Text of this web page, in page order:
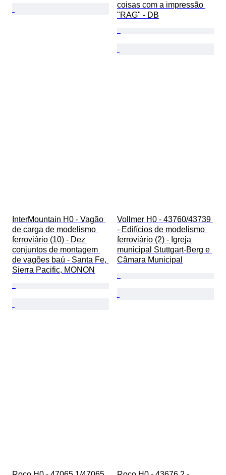
coisas com a impressão
"RAG" - DB
InterMountain H0 - Vagão
de carga de modelismo
ferroviário (10) - Dez
conjuntos de montagem
de vagões baú - Santa Fe,
Sierra Pacific, MONON
Vollmer H0 - 43760/43739
- Edifícios de modelismo
ferroviário (2) - Igreja
municipal Stuttgart-Berg e
Câmara Municipal